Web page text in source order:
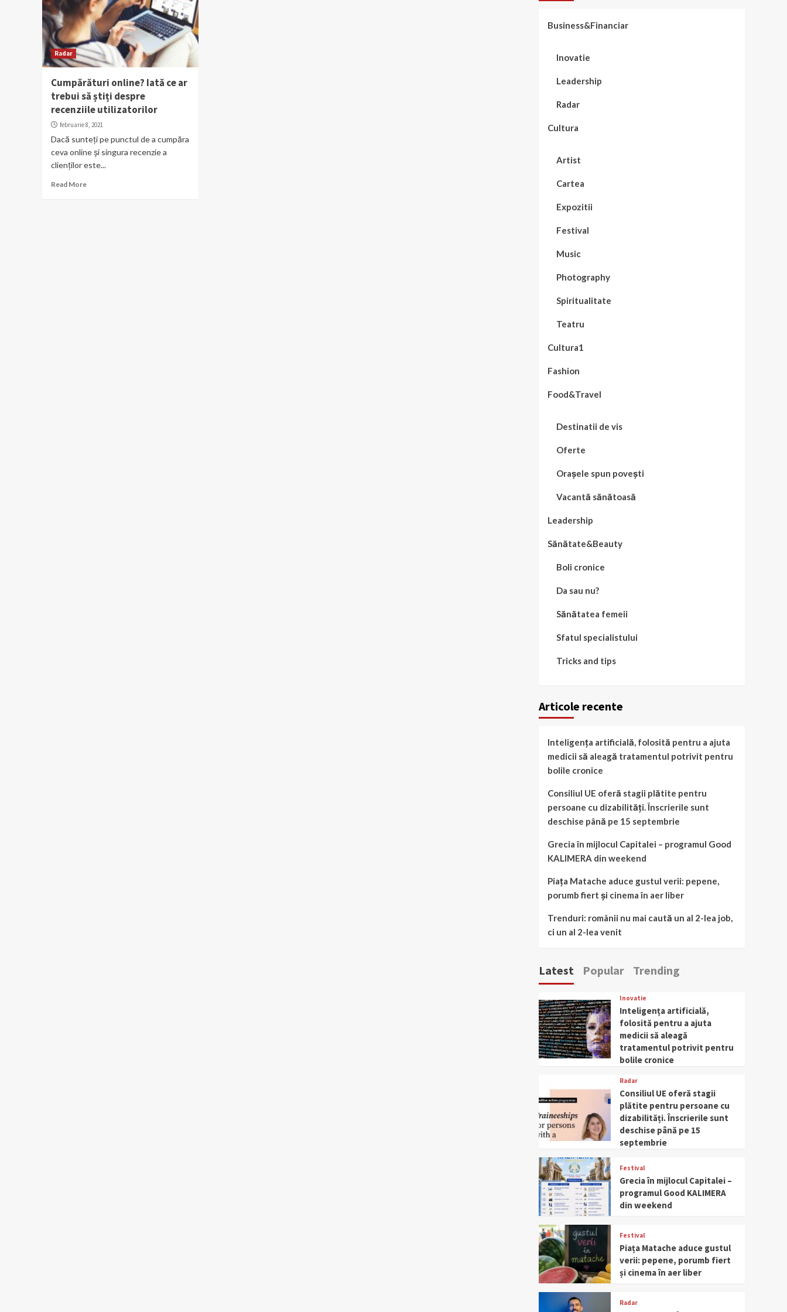
Radar
Cumpărături online? Iată ce ar
trebui să știți despre
recenziile utilizatorilor
februarie 8, 2021
Dacă sunteți pe punctul de a cumpăra
ceva online și singura recenzie a
clienților este...
Read More
Business&Financiar
Inovatie
Leadership
Radar
Cultura
Artist
Cartea
Expozitii
Festival
Music
Photography
Spiritualitate
Teatru
Cultura1
Fashion
Food&Travel
Destinatii de vis
Oferte
Orașele spun povești
Vacantă sănătoasă
Leadership
Sănătate&Beauty
Boli cronice
Da sau nu?
Sănătatea femeii
Sfatul specialistului
Tricks and tips
Articole recente
Inteligența artificială, folosită pentru a ajuta
medicii să aleagă tratamentul potrivit pentru
bolile cronice
Consiliul UE oferă stagii plătite pentru
persoane cu dizabilități. Înscrierile sunt
deschise până pe 15 septembrie
Grecia în mijlocul Capitalei – programul Good
KALIMERA din weekend
Piața Matache aduce gustul verii: pepene,
porumb fiert și cinema în aer liber
Trenduri: românii nu mai caută un al 2-lea job,
ci un al 2-lea venit
Latest Popular Trending
Inovatie
Inteligența artificială,
folosită pentru a ajuta
medicii să aleagă
tratamentul potrivit pentru
bolile cronice
Radar
Consiliul UE oferă stagii
plătite pentru persoane cu
dizabilități. Înscrierile sunt
deschise până pe 15
septembrie
Festival
Grecia în mijlocul Capitalei –
programul Good KALIMERA
din weekend
Festival
Piața Matache aduce gustul
verii: pepene, porumb fiert
și cinema în aer liber
Radar